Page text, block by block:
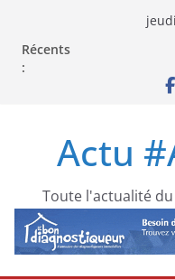
contenu
Récents
:
Actu
Toute l'actualité